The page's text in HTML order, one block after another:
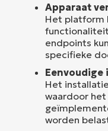
Apparaat
Het platform
endpoints
specifieke
Eenvoudige
Het
waardoor het
worden